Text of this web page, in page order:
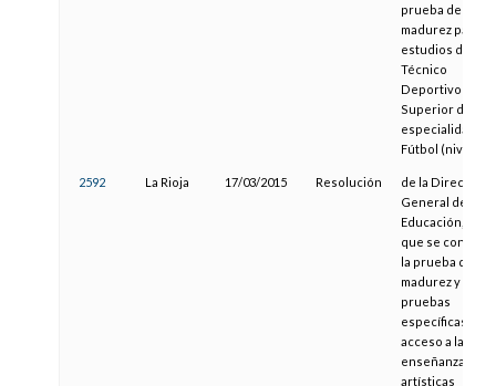
prueba de
madurez para
estudios de
Técnico
Deportivo
Superior de la
especialidad de
Fútbol (nivel 3)
2592 La Rioja 17/03/2015 Resolución
de la Dirección
General de
Educación, por
que se
la prueba de
madurez y las
pruebas
específicas de
acceso a las
enseñanzas
artísticas